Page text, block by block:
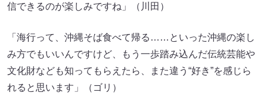
信できるのが楽しみですね」（川田）
「海行って、沖縄そば食べて帰る……といった沖縄の楽し
み方でもいいんですけど、もう一歩踏み込んだ伝統芸能や
文化財なども知ってもらえたら、また違う“好き”を感じら
れると思います」（ゴリ）